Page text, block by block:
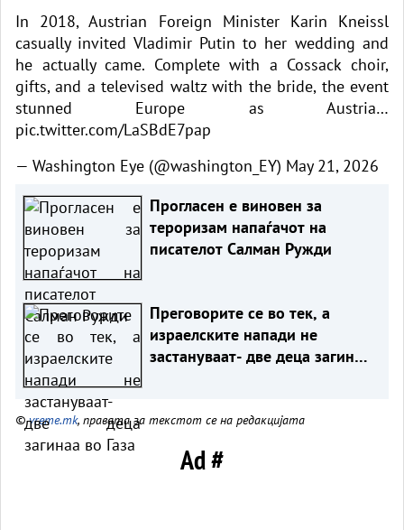
In 2018, Austrian Foreign Minister Karin Kneissl
casually invited Vladimir Putin to her wedding and
he actually came. Complete with a Cossack choir,
gifts, and a televised waltz with the bride, the event
stunned Europe as Austria…
pic.twitter.com/LaSBdE7pap
— Washington Eye (@washington_EY) May 21, 2026
Прогласен е виновен за
тероризам напаѓачот на
писателот Салман Ружди
Преговорите се во тек, а
израелските напади не
застануваат- две деца загинаа
©vreme.mk, правата за текстот се на редакцијата
Ad #